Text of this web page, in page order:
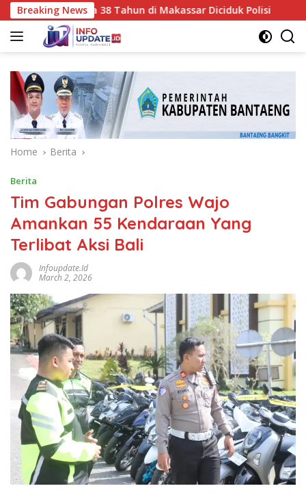
Skip
to
content
Breaking News
BTS, Pria 38 Tahun di Makassar Diciduk Polisi Jadi
Home Berita
Berita
Tim Gabungan Polres Wajo
Amankan 55 Kendaraan Yang
Terlibat Aksi Bali
Infoupdate.id
March 2, 2026